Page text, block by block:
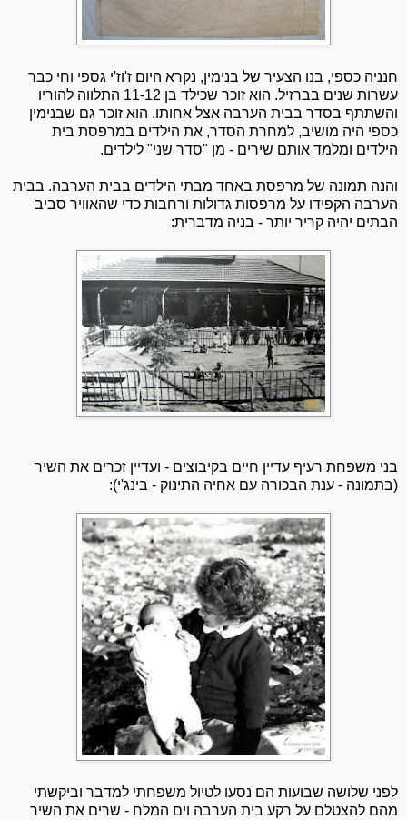
חנניה כספי, בנו הצעיר של בנימין, נקרא היום ז'וז'י גספי וחי כבר
עשרות שנים בברזיל. הוא זוכר שכילד בן 11-12 התלווה להוריו
והשתתף בסדר בבית הערבה אצל אחותו. הוא זוכר גם שבנימין
כספי היה מושיב, למחרת הסדר, את הילדים במרפסת בית
הילדים ומלמד אותם שירים - מן "סדר שני" לילדים.
והנה תמונה של מרפסת באחד מבתי הילדים בבית הערבה. בבית
הערבה הקפידו על מרפסות גדולות ורחבות כדי שהאוויר סביב
הבתים יהיה קריר יותר - בניה מדברית:
בני משפחת רעיף עדיין חיים בקיבוצים - ועדיין זכרים את השיר
(בתמונה - ענת הבכורה עם אחיה התינוק - בינג'י):
לפני שלושה שבועות הם נסעו לטיול משפחתי למדבר וביקשתי
מהם להצטלם על רקע בית הערבה וים המלח - שרים את השיר